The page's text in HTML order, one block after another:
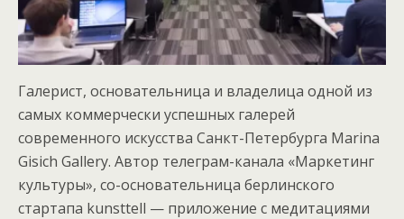
Галерист, основательница и владелица одной из
самых коммерчески успешных галерей
современного искусства Санкт-Петербурга Marina
Gisich Gallery. Автор телеграм-канала «Маркетинг
культуры», со-основательница берлинского
стартапа kunsttell — приложение с медитациями